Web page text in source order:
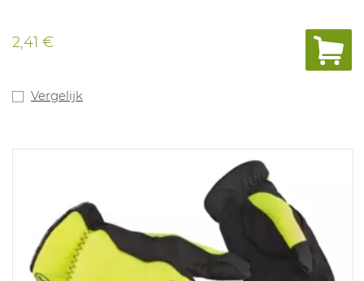
2,41 €
Vergelijk